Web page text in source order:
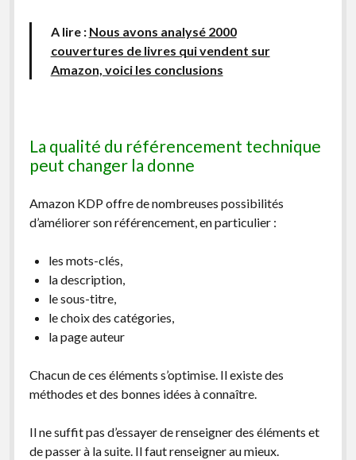
A lire : Nous avons analysé 2000
couvertures de livres qui vendent sur
Amazon, voici les conclusions
La qualité du référencement technique
peut changer la donne
Amazon KDP offre de nombreuses possibilités
d’améliorer son référencement, en particulier :
les mots-clés,
la description,
le sous-titre,
le choix des catégories,
la page auteur
Chacun de ces éléments s’optimise. Il existe des
méthodes et des bonnes idées à connaître.
Il ne suffit pas d’essayer de renseigner des éléments et
de passer à la suite. Il faut renseigner au mieux.